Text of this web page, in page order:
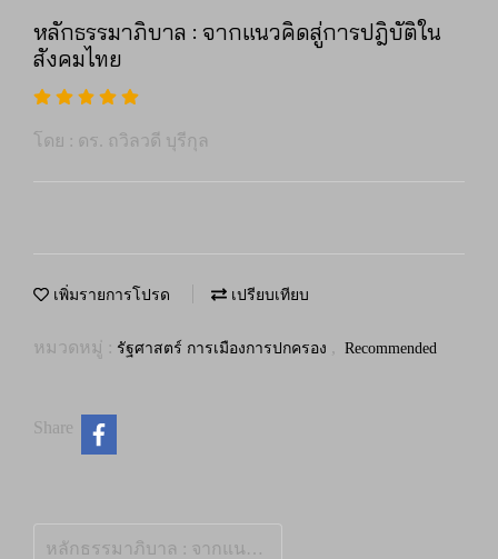
หลักธรรมาภิบาล : จากแนวคิดสู่การปฎิบัติใน
สังคมไทย
โดย : ดร. ถวิลวดี บุรีกุล
เพิ่มรายการโปรด เปรียบเทียบ
หมวดหมู่ : รัฐศาสตร์ การเมืองการปกครอง , Recommended
Share
หลักธรรมาภิบาล : จากแนวคิดสู่การปฎิบัติในสังคมไทย